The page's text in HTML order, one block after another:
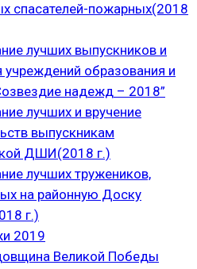
спасателей-пожарных(2018
лучших выпускников и
учреждений образования и
надежд – 2018”
лучших и вручение
выпускникам
ДШИ(2018 г.)
лучших тружеников,
на районную Доску
г.)
2019
Великой Победы